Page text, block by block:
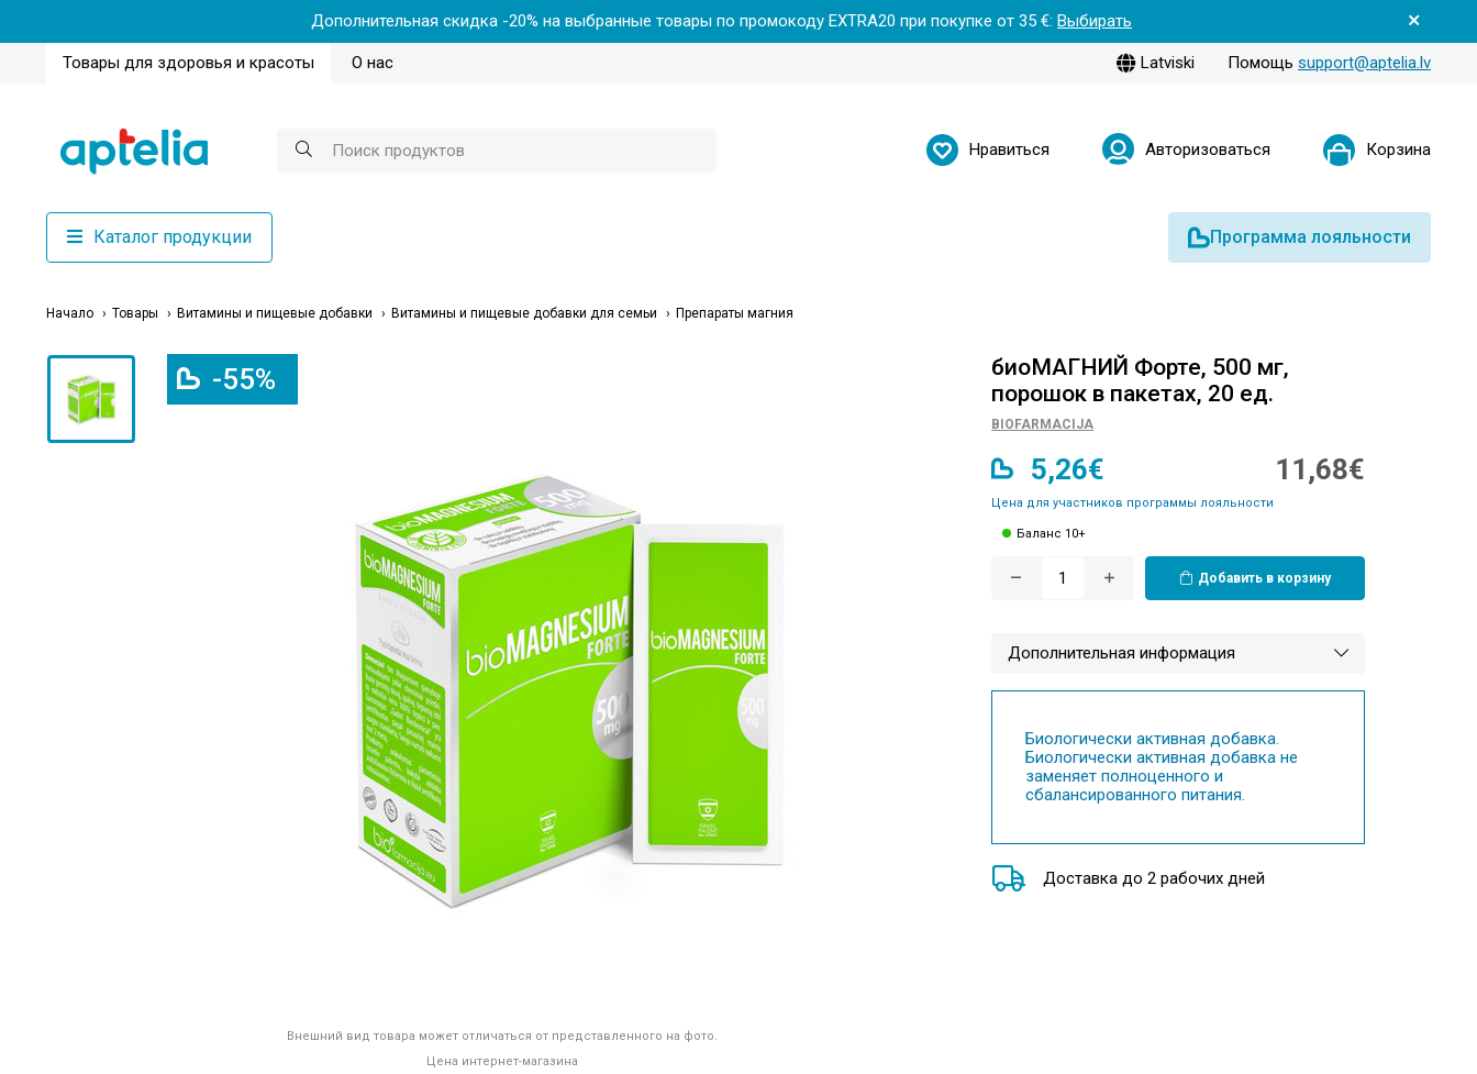
Дополнительная скидка -20% на выбранные товары по промокоду EXTRA20 при покупке от 35 €: Выбирать
Товары для здоровья и красоты О нас Latviski Помощь support@aptelia.lv
Нравиться Авторизоваться Корзина
Каталог продукции Программа лояльности
Начало Товары Витамины и пищевые добавки Витамины и пищевые добавки для семьи Препараты магния
-55%
Внешний вид товара может отличаться от представленного на фото.
Цена интернет-магазина
биоМАГНИЙ Форте, 500 мг,
порошок в пакетах, 20 ед.
BIOFARMACIJA
5,26€
Цена для участников программы лояльности
11,68€
Баланс 10+
Добавить в корзину
Дополнительная информация
Биологически активная добавка.
Биологически активная добавка не
заменяет полноценного и
сбалансированного питания.
Доставка до 2 рабочих дней